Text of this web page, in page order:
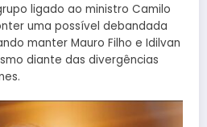
ligado ao ministro Camilo
uma possível debandada
manter Mauro Filho e Idilvan
diante das divergências